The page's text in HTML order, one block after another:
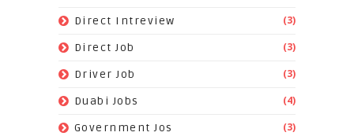
Direct Intreview (3)
Direct Job (3)
Driver Job (3)
Duabi Jobs (4)
Government Jos (3)